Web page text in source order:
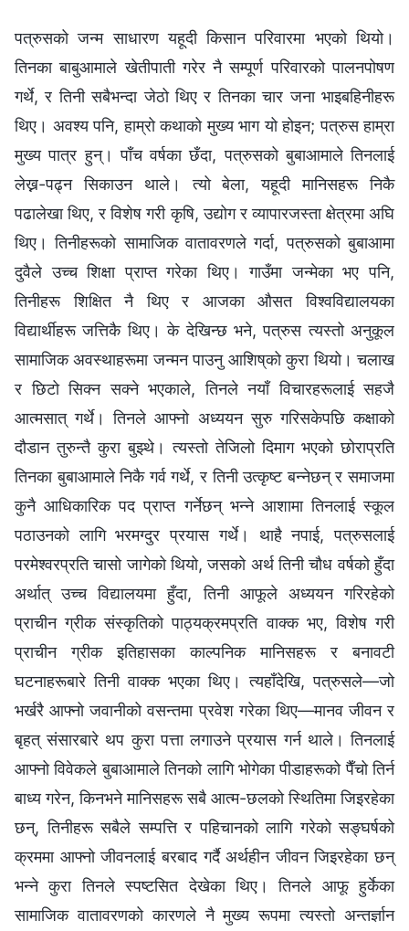
पत्रुसको जन्म साधारण यहूदी किसान परिवारमा भएको थियो।
तिनका बाबुआमाले खेतीपाती गरेर नै सम्पूर्ण परिवारको पालनपोषण
गर्थे, र तिनी सबैभन्दा जेठो थिए र तिनका चार जना भाइबहिनीहरू
थिए। अवश्य पनि, हाम्रो कथाको मुख्य भाग यो होइन; पत्रुस हाम्रा
मुख्य पात्र हुन्। पाँच वर्षका छँदा, पत्रुसको बुबाआमाले तिनलाई
लेख्न-पढ्न सिकाउन थाले। त्यो बेला, यहूदी मानिसहरू निकै
पढालेखा थिए, र विशेष गरी कृषि, उद्योग र व्यापारजस्ता क्षेत्रमा अघि
थिए। तिनीहरूको सामाजिक वातावरणले गर्दा, पत्रुसको बुबाआमा
दुवैले उच्च शिक्षा प्राप्त गरेका थिए। गाउँमा जन्मेका भए पनि,
तिनीहरू शिक्षित नै थिए र आजका औसत विश्वविद्यालयका
विद्यार्थीहरू जत्तिकै थिए। के देखिन्छ भने, पत्रुस त्यस्तो अनुकूल
सामाजिक अवस्थाहरूमा जन्मन पाउनु आशिष्‌को कुरा थियो। चलाख
र छिटो सिक्न सक्ने भएकाले, तिनले नयाँ विचारहरूलाई सहजै
आत्मसात् गर्थे। तिनले आफ्नो अध्ययन सुरु गरिसकेपछि कक्षाको
दौडान तुरुन्तै कुरा बुझ्थे। त्यस्तो तेजिलो दिमाग भएको छोराप्रति
तिनका बुबाआमाले निकै गर्व गर्थे, र तिनी उत्कृष्ट बन्नेछन् र समाजमा
कुनै आधिकारिक पद प्राप्त गर्नेछन् भन्ने आशामा तिनलाई स्कूल
पठाउनको लागि भरमग्दुर प्रयास गर्थे। थाहै नपाई, पत्रुसलाई
परमेश्‍वरप्रति चासो जागेको थियो, जसको अर्थ तिनी चौध वर्षको हुँदा
अर्थात् उच्च विद्यालयमा हुँदा, तिनी आफूले अध्ययन गरिरहेको
प्राचीन ग्रीक संस्कृतिको पाठ्यक्रमप्रति वाक्क भए, विशेष गरी
प्राचीन ग्रीक इतिहासका काल्पनिक मानिसहरू र बनावटी
घटनाहरूबारे तिनी वाक्क भएका थिए। त्यहाँदेखि, पत्रुसले—जो
भर्खरै आफ्नो जवानीको वसन्तमा प्रवेश गरेका थिए—मानव जीवन र
बृहत् संसारबारे थप कुरा पत्ता लगाउने प्रयास गर्न थाले। तिनलाई
आफ्नो विवेकले बुबाआमाले तिनको लागि भोगेका पीडाहरूको पैँचो तिर्न
बाध्य गरेन, किनभने मानिसहरू सबै आत्म-छलको स्थितिमा जिइरहेका
छन्, तिनीहरू सबैले सम्पत्ति र पहिचानको लागि गरेको सङ्घर्षको
क्रममा आफ्नो जीवनलाई बरबाद गर्दै अर्थहीन जीवन जिइरहेका छन्
भन्ने कुरा तिनले स्पष्टसित देखेका थिए। तिनले आफू हुर्केका
सामाजिक वातावरणको कारणले नै मुख्य रूपमा त्यस्तो अन्तर्ज्ञान